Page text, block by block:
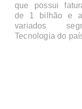
que possui
de 1 bilhão e
variados
Tecnologia do